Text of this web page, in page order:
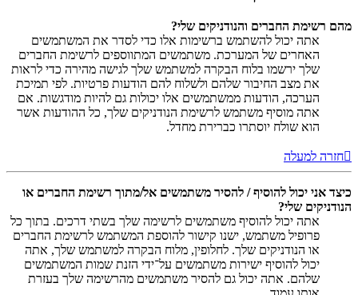
מהם רשימת החברים והנודניקים שלי?
אתה יכול להשתמש ברשימות אלו כדי לסדר את המשתמשים
האחרים של המערכת. משתמשים המתווספים לרשימת החברים
שלך ירשמו בלוח הבקרה למשתמש שלך לגישה מהירה כדי לראות
את מצב החיבור שלהם ולשלוח להם הודעות פרטיות. לפי תמיכת
הערכה, הודעות ממשתמשים אלו יכולות גם להיות מודגשות. אם
אתה מוסיף משתמש לרשימת הנודניקים שלך, כל ההודעות אשר
הוא שולח יוסתרו כברירת מחדל.
חזרה למעלה
כיצד אני יכול להוסיף / להסיר משתמשים אל/מתוך רשימת החברים או
הנודניקים שלי?
אתה יכול להוסיף משתמשים לרשימה שלך בשתי דרכים. בתוך כל
פרופיל משתמש, ישנו קישור להוספת המשתמש לרשימת החברים
או הנודניקים שלך. לחלופין, מלוח הבקרה למשתמש שלך, אתה
יכול להוסיף ישירות משתמשים על־ידי הזנת שמות המשתמשים
שלהם. אתה יכול גם להסיר משתמשים מהרשימה שלך בעזרת